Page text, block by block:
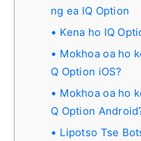
ng ea IQ Option
Kena ho IQ
Mokhoa oa ho
Q Option iOS?
Mokhoa oa ho
Q Option
Lipotso Tse